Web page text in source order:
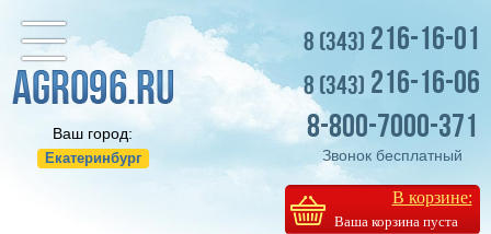
Ваш город:
Екатеринбург
8 (343) 216-16-01
8 (343) 216-16-06
8-800-7000-371
Звонок бесплатный
В корзине:
Ваша корзина пуста